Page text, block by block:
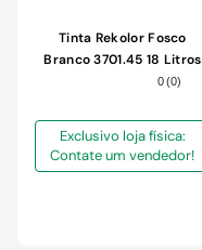
Tinta Rekolor Fosco
Branco 3701.45 18 Litros
0(0)
Exclusivo loja física:
Contate um vendedor!